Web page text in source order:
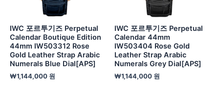
IWC 포르투기즈 Perpetual
Calendar Boutique Edition
44mm IW503312 Rose
Gold Leather Strap Arabic
Numerals Blue Dial[APS]
₩1,144,000 원
IWC 포르투기즈 Perpetual
Calendar 44mm
IW503404 Rose Gold
Leather Strap Arabic
Numerals Grey Dial[APS]
₩1,144,000 원